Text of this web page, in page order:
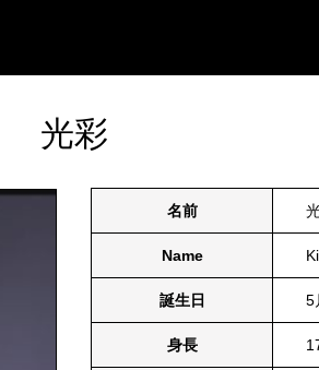
光彩
名前
Name
誕生日 5
身長